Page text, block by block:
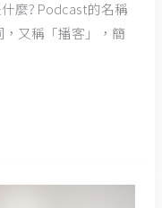
麼? Podcast的名稱
又稱「播客」，簡